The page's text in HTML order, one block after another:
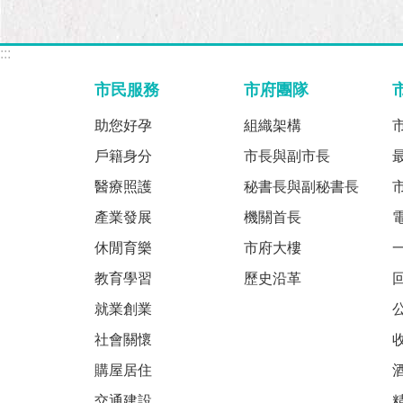
:::
市民服務
助您好孕
戶籍身分
醫療照護
產業發展
休閒育樂
教育學習
就業創業
社會關懷
購屋居住
市府團隊
組織架構
市長與副市長
秘書長與副秘書長
機關首長
市府大樓
歷史沿革